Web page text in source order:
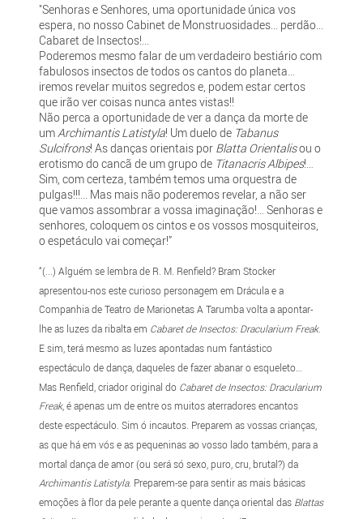
"Senhoras e Senhores, uma oportunidade única vos
espera, no nosso Cabinet de Monstruosidades... perdão...
Cabaret de Insectos!...
Poderemos mesmo falar de um verdadeiro bestiário com
fabulosos insectos de todos os cantos do planeta…
iremos revelar muitos segredos e, podem estar certos
que irão ver coisas nunca antes vistas!!
Não perca a oportunidade de ver a dança da morte de
umArchimantis Latistyla! Um duelo de Tabanus
Sulcifrons! As danças orientais por Blatta Orientalisou o
erotismo do cancã de um grupo de Titanacris Albipes!…
Sim, com certeza, também temos uma orquestra de
pulgas!!!... Mas mais não poderemos revelar, a não ser
que vamos assombrar a vossa imaginação!… Senhoras e
senhores, coloquem os cintos e os vossos mosquiteiros,
o espetáculo vai começar!”
“(...) Alguém se lembra de R. M. Renfield? Bram Stocker
apresentou-nos este curioso personagem em Drácula e a
Companhia de Teatro de Marionetas A Tarumba volta a apontar-
lhe as luzes da ribalta em Cabaret de Insectos: Dracularium Freak.
E sim, terá mesmo as luzes apontadas num fantástico
espectáculo de dança, daqueles de fazer abanar o esqueleto…
Mas Renfield, criador original do Cabaret de Insectos: Dracularium
Freak, é apenas um de entre os muitos aterradores encantos
deste espectáculo. Sim ó incautos. Preparem as vossas crianças,
as que há em vós e as pequeninas ao vosso lado também, para a
mortal dança de amor (ou será só sexo, puro, cru, brutal?) da
Archimantis Latistyla. Preparem-se para sentir as mais básicas
emoções à flor da pele perante a quente dança oriental das Blattas